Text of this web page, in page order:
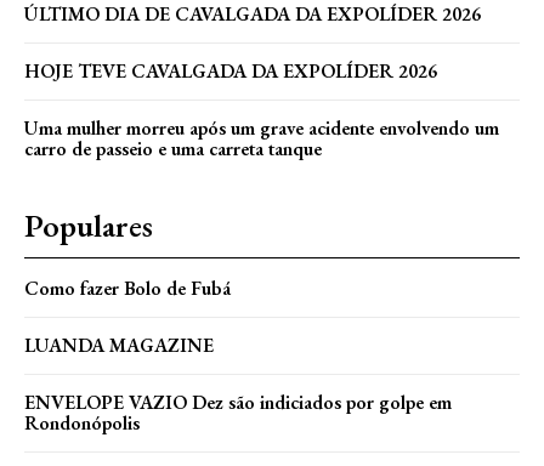
ÚLTIMO DIA DE CAVALGADA DA EXPOLÍDER 2026
HOJE TEVE CAVALGADA DA EXPOLÍDER 2026
Uma mulher morreu após um grave acidente envolvendo um
carro de passeio e uma carreta tanque
Populares
Como fazer Bolo de Fubá
LUANDA MAGAZINE
ENVELOPE VAZIO Dez são indiciados por golpe em
Rondonópolis